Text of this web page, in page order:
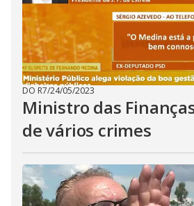
DO R7/24/05/2023
Ministro das
de vários crimes